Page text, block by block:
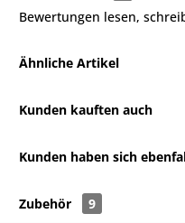
Bewertungen lesen,
Ähnliche Artikel
Kunden kauften auch
Kunden haben sich
Zubehör 9